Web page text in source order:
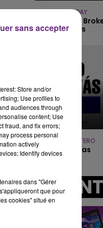
15h00 -
LE CLUB
GREEN DAY
Boulevard Of
Dreams
INIGO QUINTERO
Si No Estas
A
Store and/or
Use profiles to
audiences through
content; Use
fraud, and fix errors;
process personal
actively
Identify devices
dans "Gérer
que pour
cookies" situé en
sans accepter